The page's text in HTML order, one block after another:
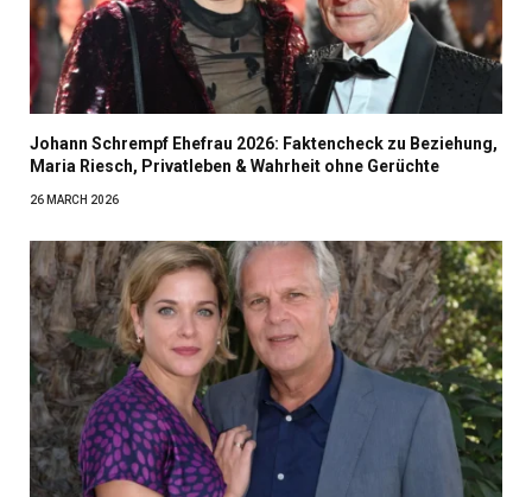
Johann Schrempf Ehefrau 2026: Faktencheck zu Beziehung,
Maria Riesch, Privatleben & Wahrheit ohne Gerüchte
26 MARCH 2026